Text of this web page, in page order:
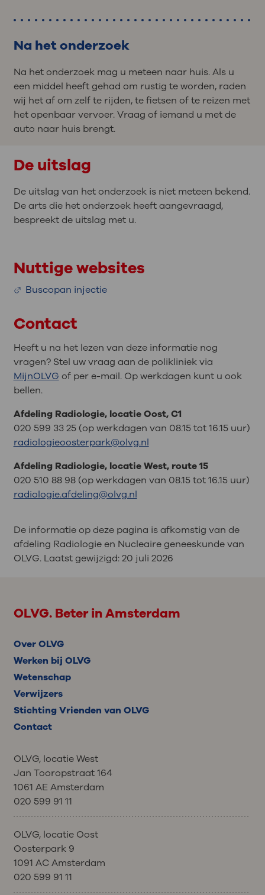
Na het onderzoek
Na het onderzoek mag u meteen naar huis. Als u
een middel heeft gehad om rustig te worden, raden
wij het af om zelf te rijden, te fietsen of te reizen met
het openbaar vervoer. Vraag of iemand u met de
auto naar huis brengt.
De uitslag
De uitslag van het onderzoek is niet meteen bekend.
De arts die het onderzoek heeft aangevraagd,
bespreekt de uitslag met u.
Nuttige websites
Buscopan injectie
Contact
Heeft u na het lezen van deze informatie nog
vragen? Stel uw vraag aan de polikliniek via
MijnOLVG of per e-mail. Op werkdagen kunt u ook
bellen.
Afdeling Radiologie, locatie Oost, C1
020 599 33 25 (op werkdagen van 08.15 tot 16.15 uur)
radiologieoosterpark@olvg.nl
Afdeling Radiologie, locatie West, route 15
020 510 88 98 (op werkdagen van 08.15 tot 16.15 uur)
radiologie.afdeling@olvg.nl
De informatie op deze pagina is afkomstig van de
afdeling Radiologie en Nucleaire geneeskunde van
OLVG. Laatst gewijzigd:20 juli 2026
OLVG. Beter in Amsterdam
Over OLVG
Werken bij OLVG
Wetenschap
Verwijzers
Stichting Vrienden van OLVG
Contact
OLVG, locatie West
Jan Tooropstraat 164
1061 AE Amsterdam
020 599 91 11
OLVG, locatie Oost
Oosterpark 9
1091 AC Amsterdam
020 599 91 11